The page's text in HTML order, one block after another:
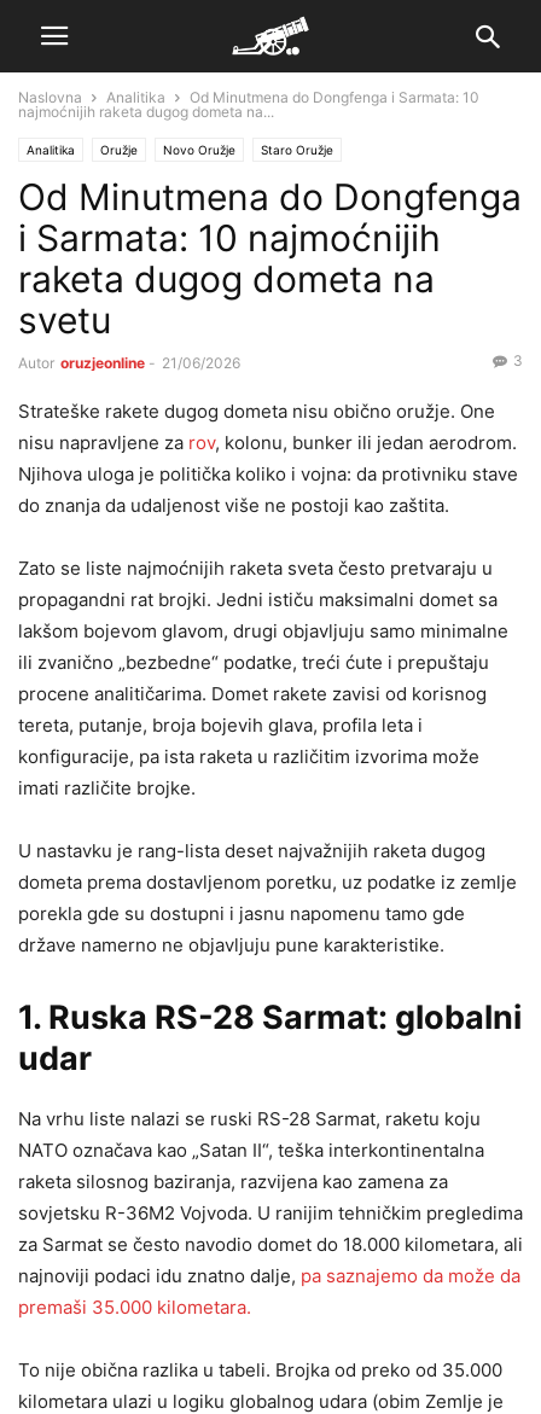
Naslovna Analitika
Od Minutmena do Dongfenga i Sarmata: 10
najmoćnijih raketa dugog dometa na...
Analitika Oružje Novo Oružje Staro Oružje
Od Minutmena do Dongfenga
i Sarmata: 10 najmoćnijih
raketa dugog dometa na
svetu
Autor oruzjeonline - 21/06/2026 3
Strateške rakete dugog dometa nisu obično oružje. One
nisu napravljene za rov, kolonu, bunker ili jedan aerodrom.
Njihova uloga je politička koliko i vojna: da protivniku stave
do znanja da udaljenost više ne postoji kao zaštita.
Zato se liste najmoćnijih raketa sveta često pretvaraju u
propagandni rat brojki. Jedni ističu maksimalni domet sa
lakšom bojevom glavom, drugi objavljuju samo minimalne
ili zvanično „bezbedne“ podatke, treći ćute i prepuštaju
procene analitičarima. Domet rakete zavisi od korisnog
tereta, putanje, broja bojevih glava, profila leta i
konfiguracije, pa ista raketa u različitim izvorima može
imati različite brojke.
U nastavku je rang-lista deset najvažnijih raketa dugog
dometa prema dostavljenom poretku, uz podatke iz zemlje
porekla gde su dostupni i jasnu napomenu tamo gde
države namerno ne objavljuju pune karakteristike.
1. Ruska RS-28 Sarmat: globalni
udar
Na vrhu liste nalazi se ruski RS-28 Sarmat, raketu koju
NATO označava kao „Satan II“, teška interkontinentalna
raketa silosnog baziranja, razvijena kao zamena za
sovjetsku R-36M2 Vojvoda. U ranijim tehničkim pregledima
za Sarmat se često navodio domet do 18.000 kilometara, ali
najnoviji podaci idu znatno dalje, pa saznajemo da može da
premaši 35.000 kilometara.
To nije obična razlika u tabeli. Brojka od preko od 35.000
kilometara ulazi u logiku globalnog udara (obim Zemlje je